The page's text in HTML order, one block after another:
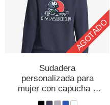
AGOTADO
Sudadera
personalizada para
mujer con capucha y
cremallera